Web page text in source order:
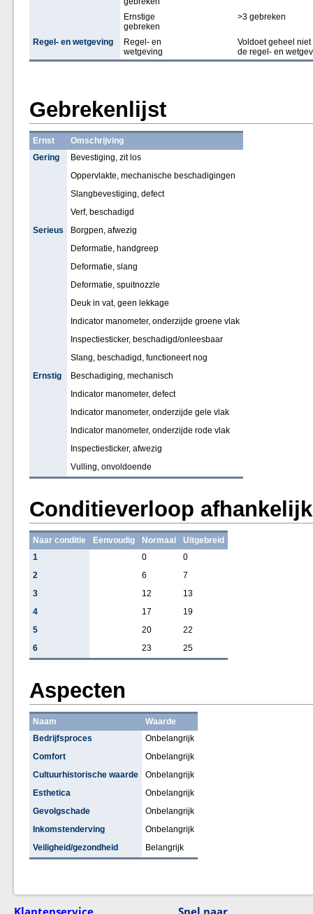
Ernstige
gebreken
>3 gebreken
Regel- en wetgeving
Regel- en
wetgeving
Voldoet geheel niet
de regel- en
Gebrekenlijst
Ernst
Omschrijving
Gering
Bevestiging, zit los
Oppervlakte, mechanische beschadigingen
Slangbevestiging, defect
Verf, beschadigd
Serieus
Borgpen, afwezig
Deformatie, handgreep
Deformatie, slang
Deformatie, spuitnozzle
Deuk in vat, geen lekkage
Indicator manometer, onderzijde groene vlak
Inspectiesticker, beschadigd/onleesbaar
Slang, beschadigd, functioneert nog
Ernstig
Beschadiging, mechanisch
Indicator manometer, defect
Indicator manometer, onderzijde gele vlak
Indicator manometer, onderzijde rode vlak
Inspectiesticker, afwezig
Vulling, onvoldoende
Conditieverloop
Naar conditie Eenvoudig Normaal
Uitgebreid
1
0
0
2
6
7
3
12
13
4
17
19
5
20
22
6
23 25
Aspecten
Naam
Waarde
Bedrijfsproces
Onbelangrijk
Comfort
Onbelangrijk
Cultuurhistorische waarde
Onbelangrijk
Esthetica
Onbelangrijk
Gevolgschade
Onbelangrijk
Inkomstenderving
Onbelangrijk
Veiligheid/gezondheid
Belangrijk
Klantenservice Snel naar